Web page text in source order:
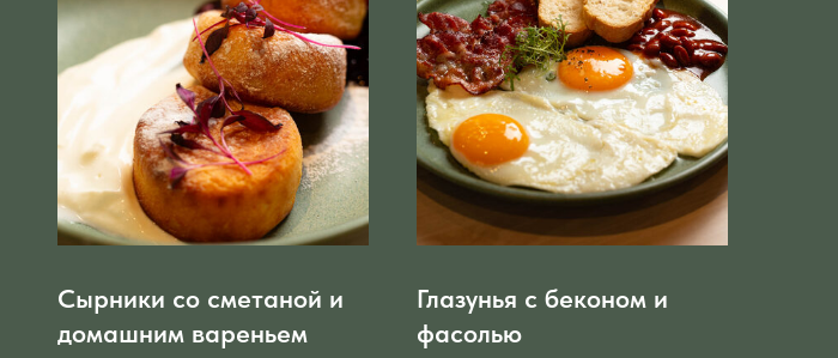
Сырники со сметаной и
домашним вареньем
Глазунья с беконом и
фасолью